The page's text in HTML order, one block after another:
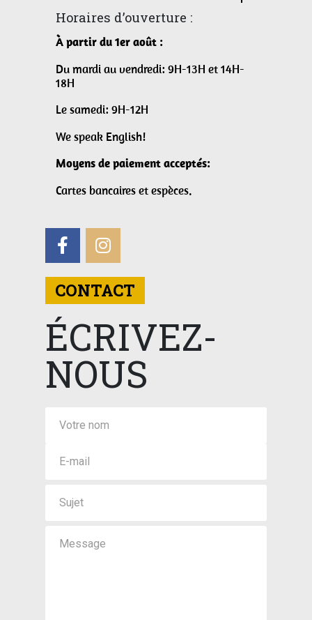
Horaires d’ouverture :
À partir du 1er août :
Du mardi au vendredi: 9H-13H et 14H-
18H
Le samedi: 9H-12H
We speak English!
Moyens de paiement acceptés:
Cartes bancaires et espèces.
CONTACT
ÉCRIVEZ-
NOUS